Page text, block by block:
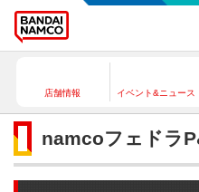
店舗情報 イベント&ニュース
namcoフェドラ